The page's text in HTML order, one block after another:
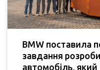
BMW поставила
завдання
автомобіль,